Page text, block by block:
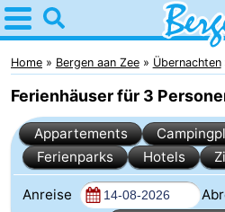
Home
Bergen
aan
Zee
Tipps
Für
Home Bergen aan Zee Übernachten
Ferienhäuser für 3
Appartements
Ferienparks
Hotels
Anreise